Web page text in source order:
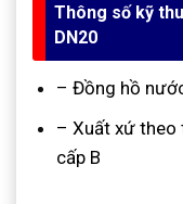
Thông số kỹ
DN20
– Đồng hồ
– Xuất xứ theo
cấp B